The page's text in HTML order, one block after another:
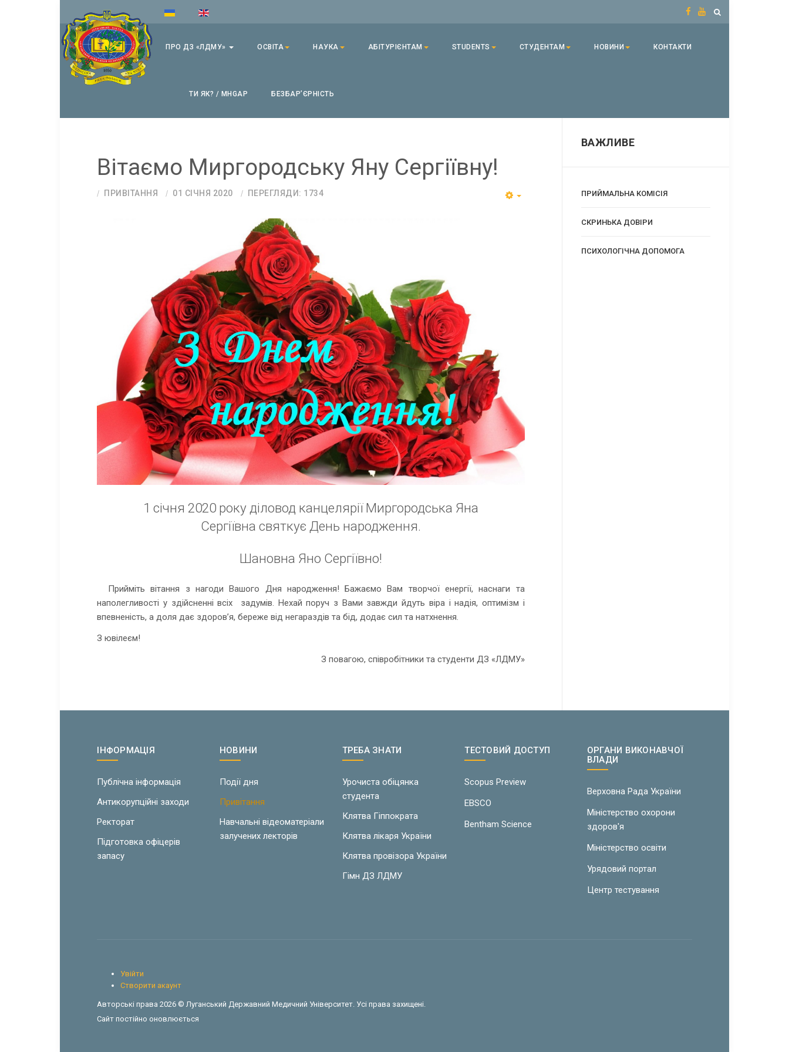
ПРО ДЗ «ЛДМУ» ОСВІТА НАУКА АБІТУРІЄНТАМ STUDENTS СТУДЕНТАМ НОВИНИ КОНТАКТИ
ТИ ЯК? / MHGAP БЕЗБАРʼЄРНІСТЬ
Вітаємо Миргородську Яну Сергіївну!
ПРИВІТАННЯ 01 СІЧНЯ 2020 ПЕРЕГЛЯДИ: 1734
1 січня 2020 року діловод канцелярії Миргородська Яна
Сергіївна святкує День народження.
Шановна Яно Сергіївно!
Прийміть вітання з нагоди Вашого Дня народження! Бажаємо Вам творчої енергії, наснаги та
наполегливості у здійсненні всіх задумів. Нехай поруч з Вами завжди йдуть віра і надія, оптимізм і
впевненість, а доля дає здоров’я, береже від негараздів та бід, додає сил та натхнення.
З ювілеєм!
З повагою, співробітники та студенти ДЗ «ЛДМУ»
ВАЖЛИВЕ
ПРИЙМАЛЬНА КОМІСІЯ
CКРИНЬКА ДОВІРИ
ПСИХОЛОГІЧНА ДОПОМОГА
ІНФОРМАЦІЯ
Публічна інформація
Антикорупційні заходи
Ректорат
Підготовка офіцерів
запасу
НОВИНИ
Події дня
Привітання
Навчальні відеоматеріали
залучених лекторів
ТРЕБА ЗНАТИ
Урочиста обіцянка
студента
Клятва Гіппократа
Клятва лікаря України
Клятва провізора України
Гімн ДЗ ЛДМУ
ТЕСТОВИЙ ДОСТУП
Scopus Preview
EBSCO
Bentham Science
ОРГАНИ ВИКОНАВЧОЇ
ВЛАДИ
Верховна Рада України
Міністерство охорони
здоров'я
Міністерство освіти
Урядовий портал
Центр тестування
Увійти
Створити акаунт
Авторські права 2026 © Луганський Державний Медичний Університет. Усі права захищені.
Сайт постійно оновлюється